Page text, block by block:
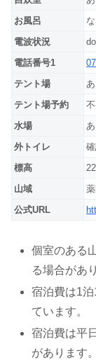
お風呂
電波状況
電話番号1
テント場
あ
テント場予約
水場
あ
外トイレ
標高
山域
公式URL
個室のある
る場合があ
宿泊費は1
ています。
宿泊費は平
があります。